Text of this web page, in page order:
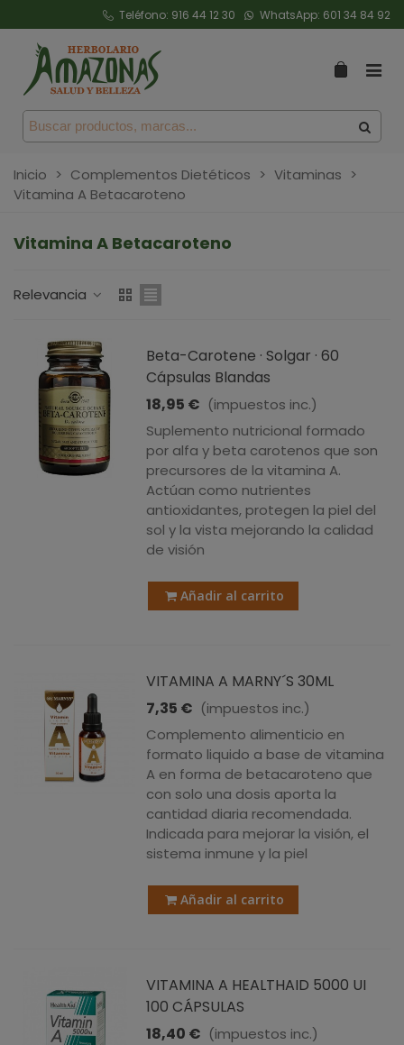
Teléfono: 916 44 12 30 WhatsApp: 601 34 84 92
Inicio > Complementos Dietéticos > Vitaminas >
Vitamina A Betacaroteno
Vitamina A Betacaroteno
Relevancia
Beta-Carotene · Solgar · 60
Cápsulas Blandas
18,95 € (impuestos inc.)
Suplemento nutricional formado
por alfa y beta carotenos que son
precursores de la vitamina A.
Actúan como nutrientes
antioxidantes, protegen la piel del
sol y la vista mejorando la calidad
de visión
Añadir al carrito
VITAMINA A MARNY´S 30ML
7,35 € (impuestos inc.)
Complemento alimenticio en
formato liquido a base de vitamina
A en forma de betacaroteno que
con solo una dosis aporta la
cantidad diaria recomendada.
Indicada para mejorar la visión, el
sistema inmune y la piel
Añadir al carrito
VITAMINA A HEALTHAID 5000 UI
100 CÁPSULAS
18,40 € (impuestos inc.)